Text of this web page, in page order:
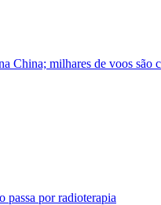
China; milhares de voos são
passa por radioterapia